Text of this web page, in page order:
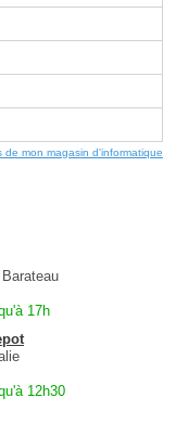
de mon magasin d'informatique
17h
12h30